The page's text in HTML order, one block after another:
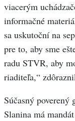
viacerým
informačné
sa uskutoční na
pre to, aby sme
radu STVR, aby
riaditeľa,“
Súčasný
Slanina má